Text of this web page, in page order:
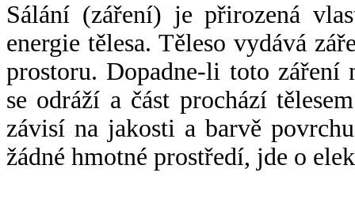
Sálání (záření) je přirozená
energie tělesa. Těleso vydává
prostoru. Dopadne-li toto záření
se odráží a část prochází
závisí na jakosti a barvě
žádné hmotné prostředí, jde o